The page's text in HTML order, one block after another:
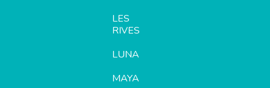
LES
RIVES
LUNA
MAYA